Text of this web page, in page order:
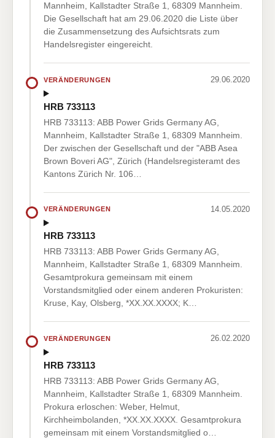
Mannheim, Kallstadter Straße 1, 68309 Mannheim.
Die Gesellschaft hat am 29.06.2020 die Liste über
die Zusammensetzung des Aufsichtsrats zum
Handelsregister eingereicht.
VERÄNDERUNGEN 29.06.2020
HRB 733113
HRB 733113: ABB Power Grids Germany AG,
Mannheim, Kallstadter Straße 1, 68309 Mannheim.
Der zwischen der Gesellschaft und der "ABB Asea
Brown Boveri AG", Zürich (Handelsregisteramt des
Kantons Zürich Nr. 106…
VERÄNDERUNGEN 14.05.2020
HRB 733113
HRB 733113: ABB Power Grids Germany AG,
Mannheim, Kallstadter Straße 1, 68309 Mannheim.
Gesamtprokura gemeinsam mit einem
Vorstandsmitglied oder einem anderen Prokuristen:
Kruse, Kay, Olsberg, *XX.XX.XXXX; K…
VERÄNDERUNGEN 26.02.2020
HRB 733113
HRB 733113: ABB Power Grids Germany AG,
Mannheim, Kallstadter Straße 1, 68309 Mannheim.
Prokura erloschen: Weber, Helmut,
Kirchheimbolanden, *XX.XX.XXXX. Gesamtprokura
gemeinsam mit einem Vorstandsmitglied o…